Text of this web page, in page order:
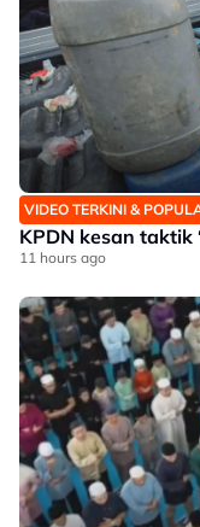
VIDEO TERKINI &
KPDN kesan taktik
11 hours ago